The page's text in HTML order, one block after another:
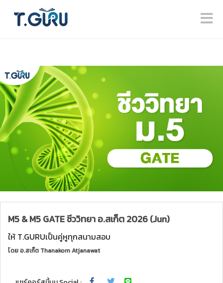
M5 & M5 GATE ชีววิทยา อ.สเก็ต 2026 (Jun)
ให้ T.GURUเป็นคู่หูทุกสนามสอบ
โดยอ.สเก็ต Thanakorn Atjanawat